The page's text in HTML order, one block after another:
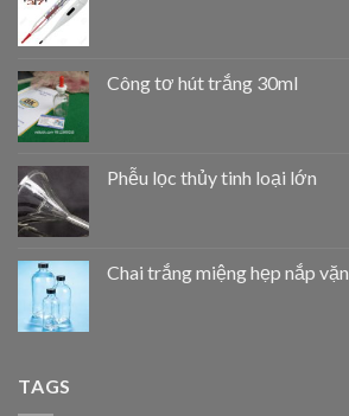
Công tơ hút trắng 30ml
Phễu lọc thủy tinh loại lớn
Chai trắng miệng hẹp nắp vặn
TAGS